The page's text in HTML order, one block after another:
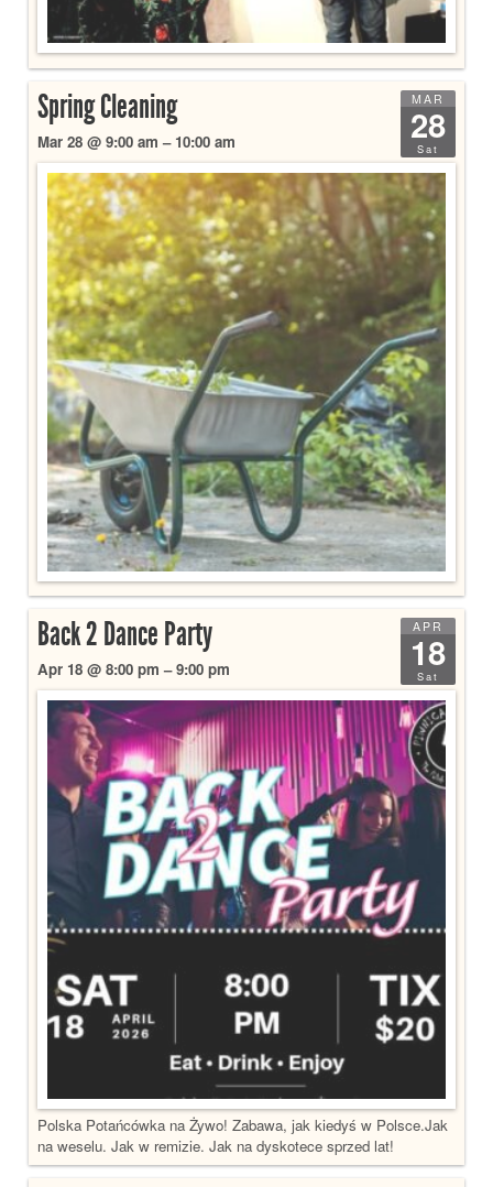
MAR
28
Sat
Spring Cleaning
Mar 28 @ 9:00 am – 10:00 am
APR
18
Sat
Back 2 Dance Party
Apr 18 @ 8:00 pm – 9:00 pm
Polska Potańcówka na Żywo! Zabawa, jak kiedyś w Polsce.Jak
na weselu. Jak w remizie. Jak na dyskotece sprzed lat!